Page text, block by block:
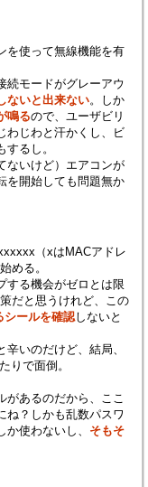
を使って無線機能を有
続モードがグレーアウ
ないと出来ない。しか
鳴るので、ユーザビリ
じわと汗かくし、ビ
るし。
ないけど）エアコンが
を開始しても問題無か
（xはMACアドレ
める。
する機会がゼロとは限
だと思うけれど、この
シールを確認しないと
いのだけど、結局、
りで面倒。
があるのだから、ここ
ね？しかも乱数パスワ
使わないし、 そもそ